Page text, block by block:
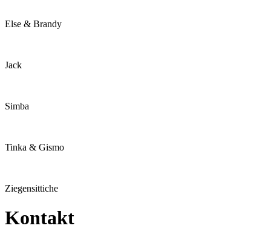
Else & Brandy
Jack
Simba
Tinka & Gismo
Ziegensittiche
Kontakt